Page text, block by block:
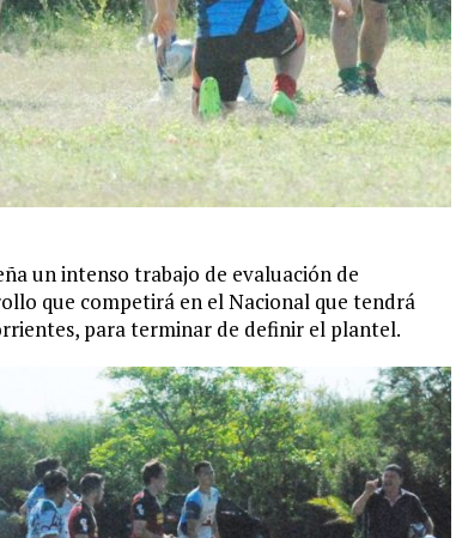
un intenso trabajo de evaluación de
que competirá en el Nacional que tendrá
para terminar de definir el plantel.